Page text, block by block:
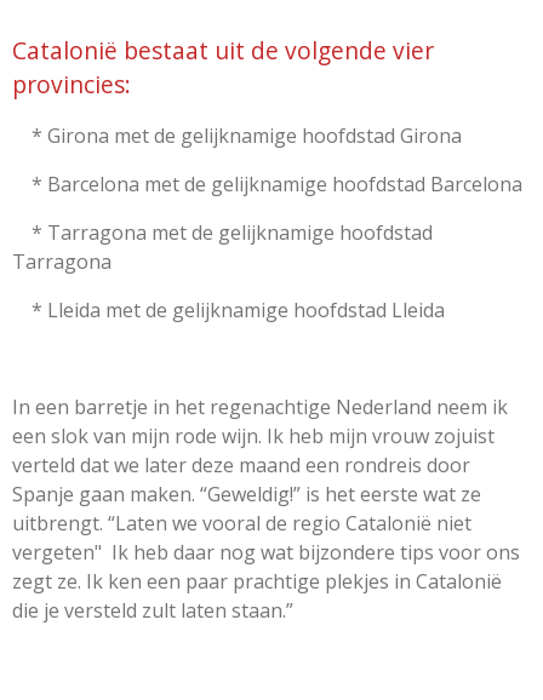
Catalonië bestaat uit de volgende vier
provincies:
* Girona met de gelijknamige hoofdstad Girona
* Barcelona met de gelijknamige hoofdstad Barcelona
* Tarragona met de gelijknamige hoofdstad
Tarragona
* Lleida met de gelijknamige hoofdstad Lleida
In een barretje in het regenachtige Nederland neem ik
een slok van mijn rode wijn. Ik heb mijn vrouw zojuist
verteld dat we later deze maand een rondreis door
Spanje gaan maken. “Geweldig!” is het eerste wat ze
uitbrengt. “Laten we vooral de regio Catalonië niet
vergeten" Ik heb daar nog wat bijzondere tips voor ons
zegt ze. Ik ken een paar prachtige plekjes in Catalonië
die je versteld zult laten staan.”